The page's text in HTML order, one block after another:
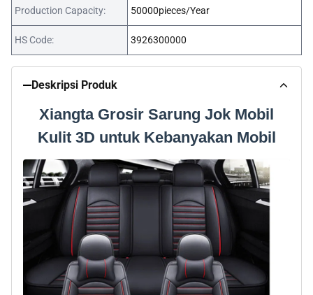
Production Capacity: 50000pieces/Year
HS Code: 3926300000
Deskripsi Produk
Xiangta Grosir Sarung Jok Mobil
Kulit 3D untuk Kebanyakan Mobil